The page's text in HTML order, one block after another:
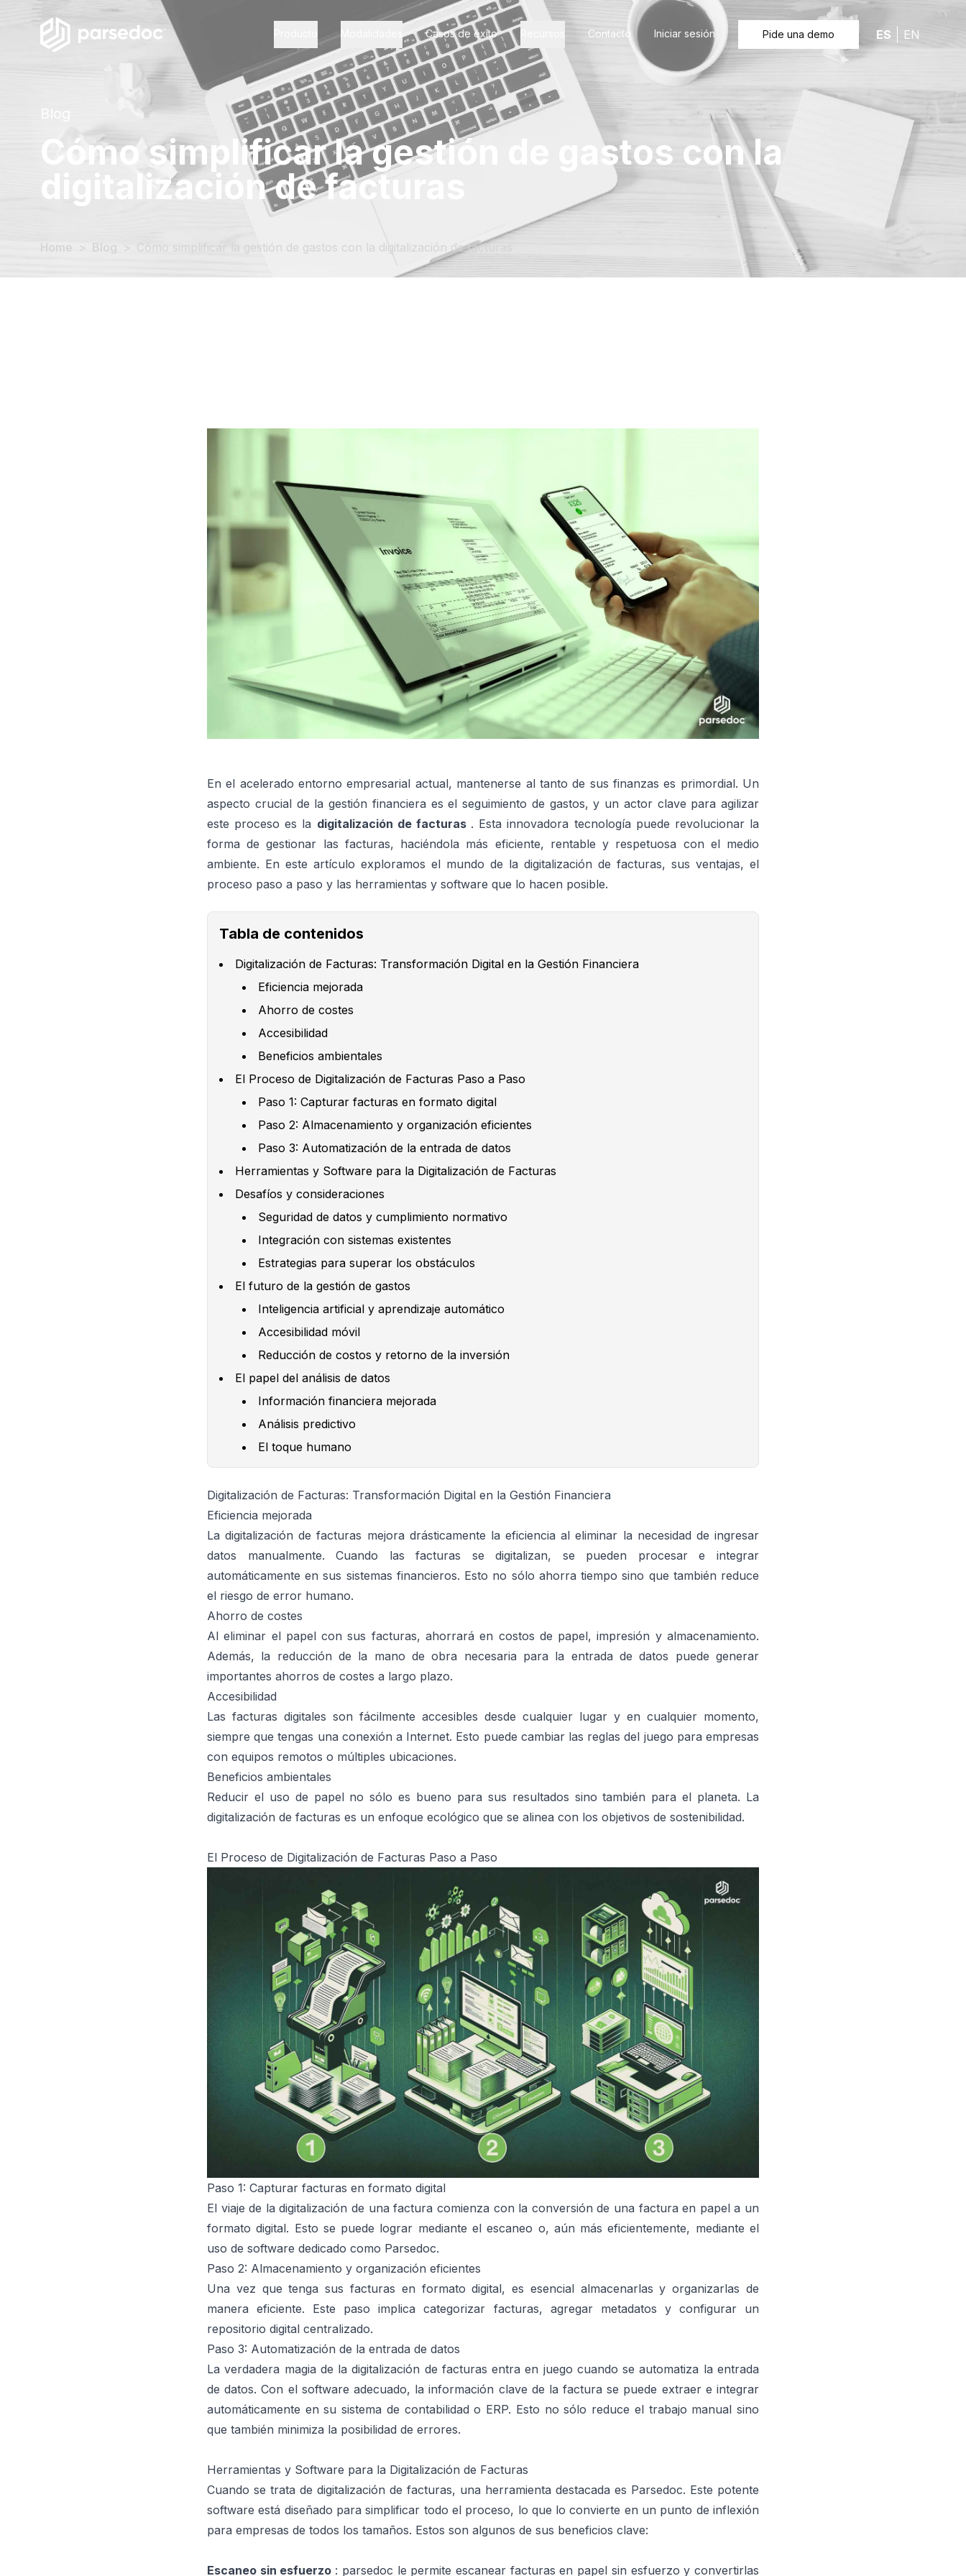
Casos de éxito Contacto Iniciar sesión Pide una demo ES EN
Cómo simplificar la gestión de gastos con la
digitalización de facturas
Home > Blog > Cómo simplificar la gestión de gastos con la digitalización de facturas
En el acelerado entorno empresarial actual, mantenerse al tanto de sus finanzas es primordial. Un
aspecto crucial de la gestión financiera es el seguimiento de gastos, y un actor clave para agilizar
este proceso es la digitalización de facturas . Esta innovadora tecnología puede revolucionar la
forma de gestionar las facturas, haciéndola más eficiente, rentable y respetuosa con el medio
ambiente. En este artículo exploramos el mundo de la digitalización de facturas, sus ventajas, el
proceso paso a paso y las herramientas y software que lo hacen posible.
Tabla de contenidos
Digitalización de Facturas: Transformación Digital en la Gestión Financiera
Eficiencia mejorada
Ahorro de costes
Accesibilidad
Beneficios ambientales
El Proceso de Digitalización de Facturas Paso a Paso
Paso 1: Capturar facturas en formato digital
Paso 2: Almacenamiento y organización eficientes
Paso 3: Automatización de la entrada de datos
Herramientas y Software para la Digitalización de Facturas
Desafíos y consideraciones
Seguridad de datos y cumplimiento normativo
Integración con sistemas existentes
Estrategias para superar los obstáculos
El futuro de la gestión de gastos
Inteligencia artificial y aprendizaje automático
Accesibilidad móvil
Reducción de costos y retorno de la inversión
El papel del análisis de datos
Información financiera mejorada
Análisis predictivo
El toque humano
Digitalización de Facturas: Transformación Digital en la Gestión Financiera
Eficiencia mejorada
La digitalización de facturas mejora drásticamente la eficiencia al eliminar la necesidad de ingresar
datos manualmente. Cuando las facturas se digitalizan, se pueden procesar e integrar
automáticamente en sus sistemas financieros. Esto no sólo ahorra tiempo sino que también reduce
el riesgo de error humano.
Ahorro de costes
Al eliminar el papel con sus facturas, ahorrará en costos de papel, impresión y almacenamiento.
Además, la reducción de la mano de obra necesaria para la entrada de datos puede generar
importantes ahorros de costes a largo plazo.
Accesibilidad
Las facturas digitales son fácilmente accesibles desde cualquier lugar y en cualquier momento,
siempre que tengas una conexión a Internet. Esto puede cambiar las reglas del juego para empresas
con equipos remotos o múltiples ubicaciones.
Beneficios ambientales
Reducir el uso de papel no sólo es bueno para sus resultados sino también para el planeta. La
digitalización de facturas es un enfoque ecológico que se alinea con los objetivos de sostenibilidad.
El Proceso de Digitalización de Facturas Paso a Paso
Paso 1: Capturar facturas en formato digital
El viaje de la digitalización de una factura comienza con la conversión de una factura en papel a un
formato digital. Esto se puede lograr mediante el escaneo o, aún más eficientemente, mediante el
uso de software dedicado como Parsedoc.
Paso 2: Almacenamiento y organización eficientes
Una vez que tenga sus facturas en formato digital, es esencial almacenarlas y organizarlas de
manera eficiente. Este paso implica categorizar facturas, agregar metadatos y configurar un
repositorio digital centralizado.
Paso 3: Automatización de la entrada de datos
La verdadera magia de la digitalización de facturas entra en juego cuando se automatiza la entrada
de datos. Con el software adecuado, la información clave de la factura se puede extraer e integrar
automáticamente en su sistema de contabilidad o ERP. Esto no sólo reduce el trabajo manual sino
que también minimiza la posibilidad de errores.
Herramientas y Software para la Digitalización de Facturas
Cuando se trata de digitalización de facturas, una herramienta destacada es Parsedoc. Este potente
software está diseñado para simplificar todo el proceso, lo que lo convierte en un punto de inflexión
para empresas de todos los tamaños. Estos son algunos de sus beneficios clave:
Escaneo sin esfuerzo : parsedoc le permite escanear facturas en papel sin esfuerzo y convertirlas